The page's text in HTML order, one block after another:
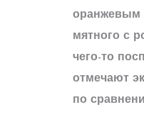
оранжевым
мятного с
чего-то
отмечают
по